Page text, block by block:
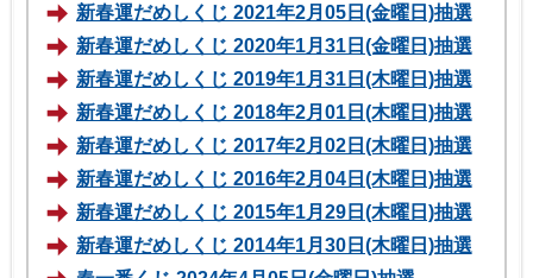
新春運だめしくじ 2021年2月05日(金曜日)抽選
新春運だめしくじ 2020年1月31日(金曜日)抽選
新春運だめしくじ 2019年1月31日(木曜日)抽選
新春運だめしくじ 2018年2月01日(木曜日)抽選
新春運だめしくじ 2017年2月02日(木曜日)抽選
新春運だめしくじ 2016年2月04日(木曜日)抽選
新春運だめしくじ 2015年1月29日(木曜日)抽選
新春運だめしくじ 2014年1月30日(木曜日)抽選